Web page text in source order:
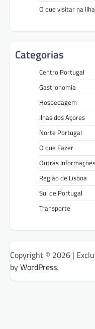
O que visitar na
Categorias
Centro Portugal
Gastronomia
Hospedagem
Ilhas dos Açores
Norte Portugal
O que Fazer
Outras Informações
Região de Lisboa
Sul de Portugal
Transporte
Copyright © 2026 |
byWordPress.